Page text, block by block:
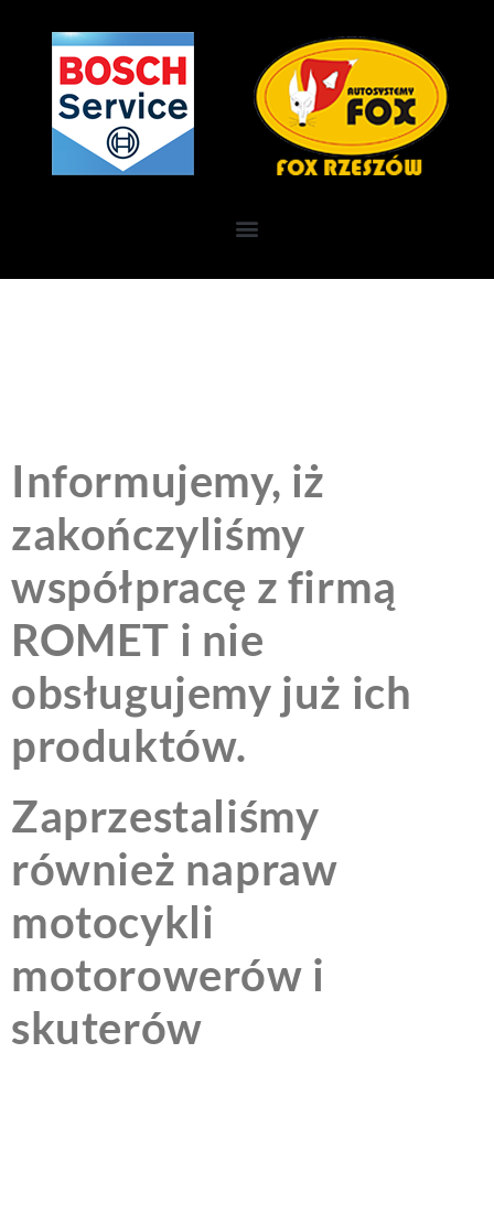
Informujemy, iż
zakończyliśmy
współpracę z firmą
ROMET i nie
obsługujemy już ich
produktów.
Zaprzestaliśmy
również napraw
motocykli
motorowerów i
skuterów